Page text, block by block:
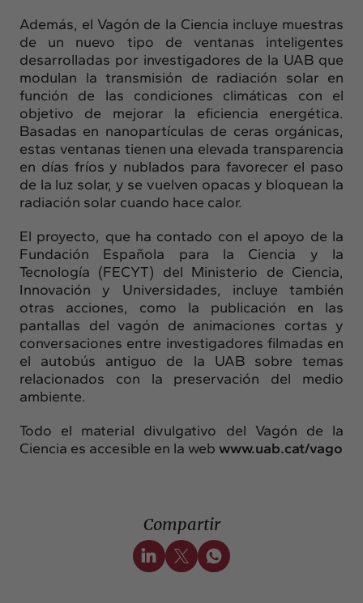
Además, el Vagón de la Ciencia incluye muestras
de un nuevo tipo de ventanas inteligentes
desarrolladas por investigadores de la UAB que
modulan la transmisión de radiación solar en
función de las condiciones climáticas con el
objetivo de mejorar la eficiencia energética.
Basadas en nanopartículas de ceras orgánicas,
estas ventanas tienen una elevada transparencia
en días fríos y nublados para favorecer el paso
de la luz solar, y se vuelven opacas y bloquean la
radiación solar cuando hace calor.
El proyecto, que ha contado con el apoyo de la
Fundación Española para la Ciencia y la
Tecnología (FECYT) del Ministerio de Ciencia,
Innovación y Universidades, incluye también
otras acciones, como la publicación en las
pantallas del vagón de animaciones cortas y
conversaciones entre investigadores filmadas en
el autobús antiguo de la UAB sobre temas
relacionados con la preservación del medio
ambiente.
Todo el material divulgativo del Vagón de la
Ciencia es accesible en la web www.uab.cat/vago
Compartir